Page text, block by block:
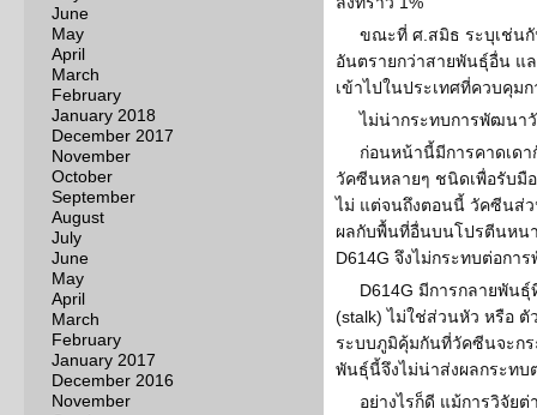
June
May
April
March
February
January 2018
December 2017
November
October
September
August
July
June
May
April
March
February
January 2017
December 2016
November
ขณะที่ ศ.สมิธ ระบุเช่นกั
อันตรายกว่าสายพันธ์ุอื่น แ
เข้าไปในประเทศที่ควบคุม
ไม่น่ากระทบการพัฒนา
ก่อนหน้านี้มีการคาดเด
วัคซีนหลายๆ ชนิดเพื่อรับมื
ไม่ แต่จนถึงตอนนี้ วัคซีนส่
ผลกับพื้นที่อื่นบนโปรตีนหน
D614G จึงไม่กระทบต่อกา
D614G มีการกลายพัน
(stalk) ไม่ใช่ส่วนหัว หรือ ตั
ระบบภูมิคุ้มกันที่วัคซีนจะกร
พันธ์ุนี้จึงไม่น่าส่งผลกระท
อย่างไรก็ดี แม้การวิจัย